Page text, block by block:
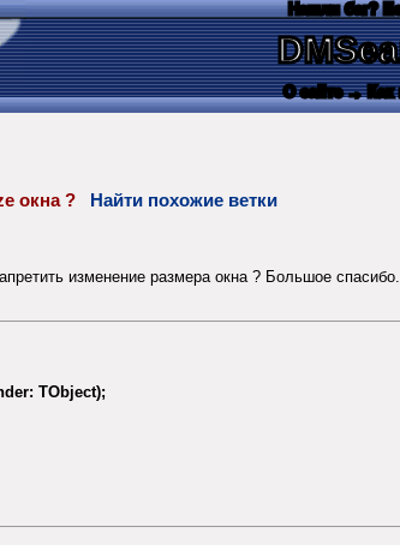
Нашли баг?
О сайте → Как
окна ? Найти похожие ветки
изменение размера окна ? Большое спасибо.
TObject);